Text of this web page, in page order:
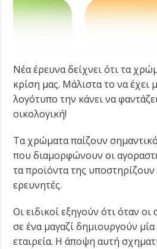
Νέα έρευνα δείχνει ότι τα
κρίση μας. Μάλιστα το να έχει
λογότυπο την κάνει να
οικολογική!
Τα χρώματα παίζουν
που διαμορφώνουν οι
τα προϊόντα της υποστηρίζουν
ερευνητές.
Οι ειδικοί εξηγούν ότι όταν
σε ένα μαγαζί δημιουργούν
εταιρεία. Η άποψη αυτή